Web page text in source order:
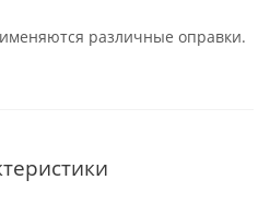
различные оправки.